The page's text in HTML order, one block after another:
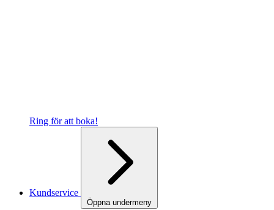
Ring för att boka!
Kundservice
Öppna undermeny